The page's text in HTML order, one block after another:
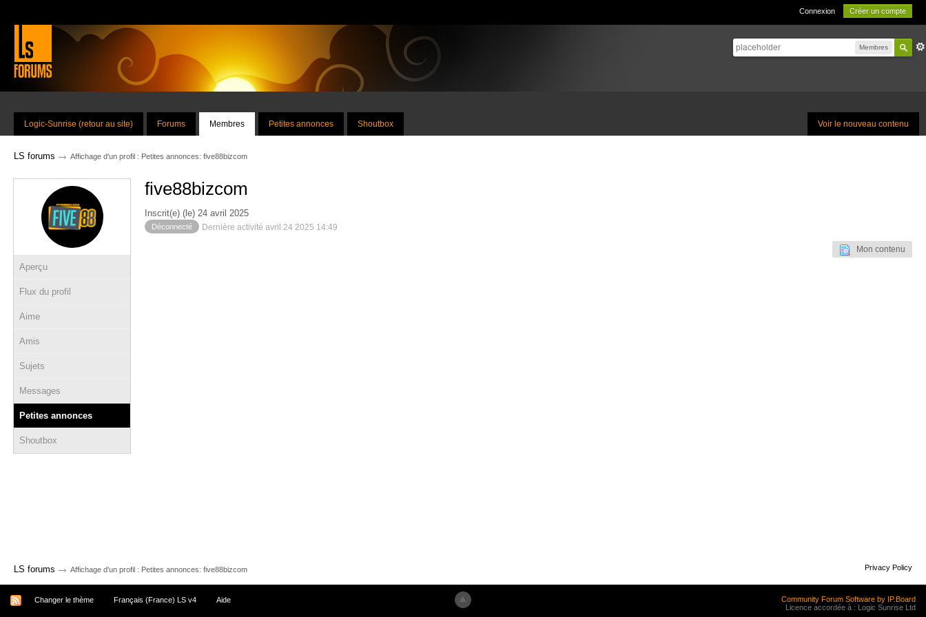
Connexion Créer un compte
Membres
Voir le nouveau contenu
Logic-Sunrise (retour au site) Forums Membres Petites annonces Shoutbox
LS forums → Affichage d'un profil : Petites annonces: five88bizcom
Aperçu
Flux du profil
Aime
Amis
Sujets
Messages
Petites annonces
Shoutbox
five88bizcom
Inscrit(e) (le) 24 avril 2025
Déconnecté Dernière activité avril 24 2025 14:49
Mon contenu
LS forums → Affichage d'un profil : Petites annonces: five88bizcom Privacy Policy
Changer le thème Français (France) LS v4 Aide
Community Forum Software by IP.Board
Licence accordée à : Logic Sunrise Ltd